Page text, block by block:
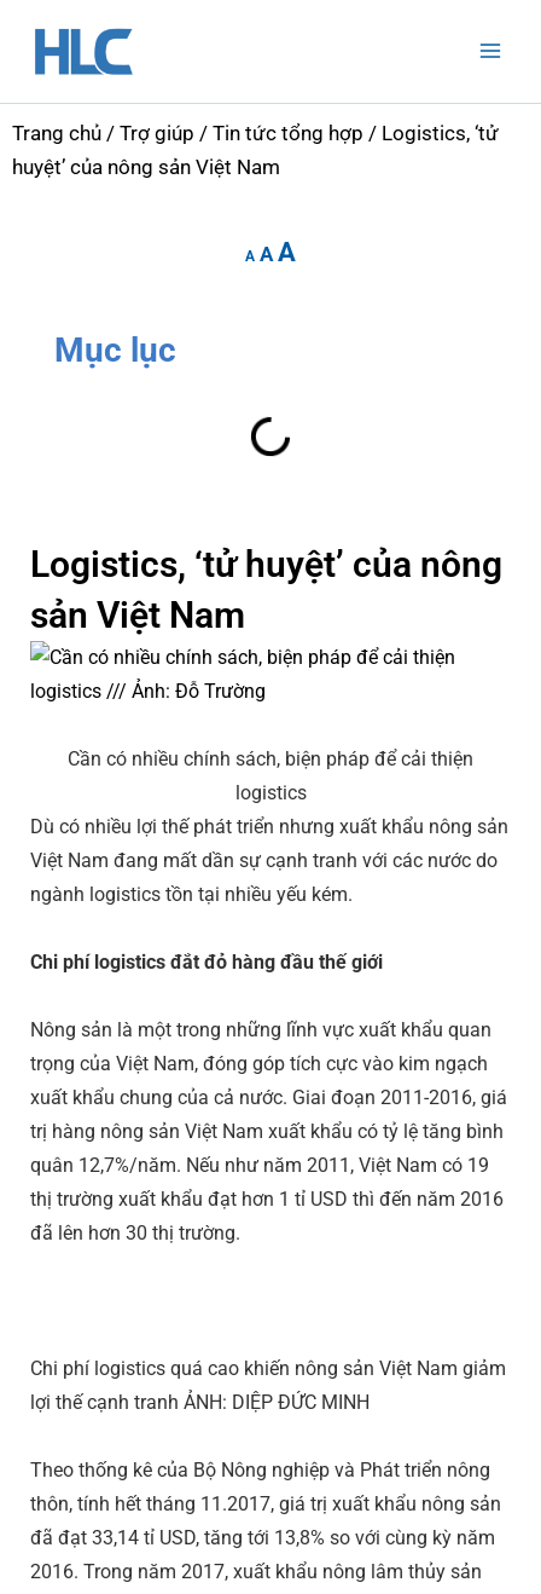
Trang chủ / Trợ giúp / Tin tức tổng hợp / Logistics, ‘tử
huyệt’ của nông sản Việt Nam
Afont
Afont
Afont
Mục lục
Logistics, ‘tử huyệt’ của nông
sản Việt Nam
Cần có nhiều chính sách, biện pháp để cải thiện
logistics
Dù có nhiều lợi thế phát triển nhưng xuất khẩu nông sản
Việt Nam đang mất dần sự cạnh tranh với các nước do
ngành logistics tồn tại nhiều yếu kém.
Chi phí logistics đắt đỏ hàng đầu thế giới
Nông sản là một trong những lĩnh vực xuất khẩu quan
trọng của Việt Nam, đóng góp tích cực vào kim ngạch
xuất khẩu chung của cả nước. Giai đoạn 2011-2016, giá
trị hàng nông sản Việt Nam xuất khẩu có tỷ lệ tăng bình
quân 12,7%/năm. Nếu như năm 2011, Việt Nam có 19
thị trường xuất khẩu đạt hơn 1 tỉ USD thì đến năm 2016
đã lên hơn 30 thị trường.
Chi phí logistics quá cao khiến nông sản Việt Nam giảm
lợi thế cạnh tranh ẢNH: DIỆP ĐỨC MINH
Theo thống kê của Bộ Nông nghiệp và Phát triển nông
thôn, tính hết tháng 11.2017, giá trị xuất khẩu nông sản
đã đạt 33,14 tỉ USD, tăng tới 13,8% so với cùng kỳ năm
2016. Trong năm 2017, xuất khẩu nông lâm thủy sản